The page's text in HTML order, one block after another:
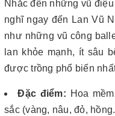
Nhắc đến những vũ
nghĩ ngay đến Lan Vũ
như những vũ công
lan khỏe mạnh, ít sâu
được trồng phổ biến
Đặc điểm: Hoa
sắc (vàng, nâu, đỏ,